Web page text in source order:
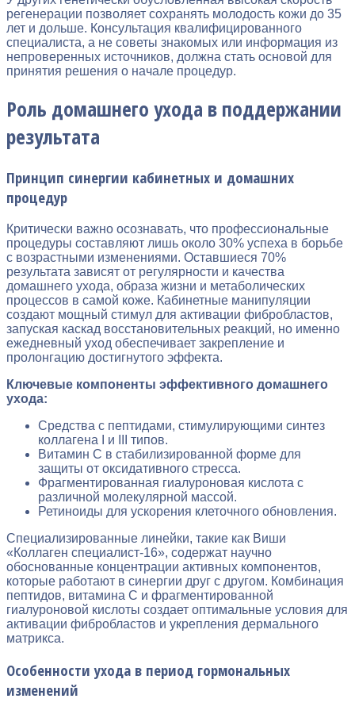
регенерации позволяет сохранять молодость кожи до 35
лет и дольше. Консультация квалифицированного
специалиста, а не советы знакомых или информация из
непроверенных источников, должна стать основой для
принятия решения о начале процедур.
Роль домашнего ухода в поддержании
результата
Принцип синергии кабинетных и домашних
процедур
Критически важно осознавать, что профессиональные
процедуры составляют лишь около 30% успеха в борьбе
с возрастными изменениями. Оставшиеся 70%
результата зависят от регулярности и качества
домашнего ухода, образа жизни и метаболических
процессов в самой коже. Кабинетные манипуляции
создают мощный стимул для активации фибробластов,
запуская каскад восстановительных реакций, но именно
ежедневный уход обеспечивает закрепление и
пролонгацию достигнутого эффекта.
Ключевые компоненты эффективного домашнего
ухода:
Средства с пептидами, стимулирующими синтез
коллагена I и III типов.
Витамин С в стабилизированной форме для
защиты от оксидативного стресса.
Фрагментированная гиалуроновая кислота с
различной молекулярной массой.
Ретиноиды для ускорения клеточного обновления.
Специализированные линейки, такие как Виши
«Коллаген специалист-16», содержат научно
обоснованные концентрации активных компонентов,
которые работают в синергии друг с другом. Комбинация
пептидов, витамина С и фрагментированной
гиалуроновой кислоты создает оптимальные условия для
активации фибробластов и укрепления дермального
матрикса.
Особенности ухода в период гормональных
изменений